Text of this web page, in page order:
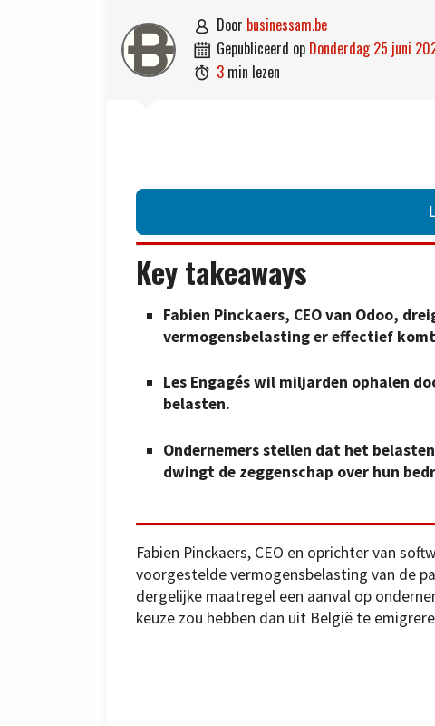
 door businessam.be
 gepubliceerd op donderdag 25 juni
 3 min lezen
Key takeaways
Fabien Pinckaers, CEO van Odoo,
vermogensbelasting er effectief
Les Engagés wil miljarden ophalen
belasten.
Ondernemers stellen dat het
dwingt de zeggenschap over hun
Fabien Pinckaers, CEO en oprichter van
voorgestelde vermogensbelasting van de
dergelijke maatregel een aanval op
keuze zou hebben dan uit België te